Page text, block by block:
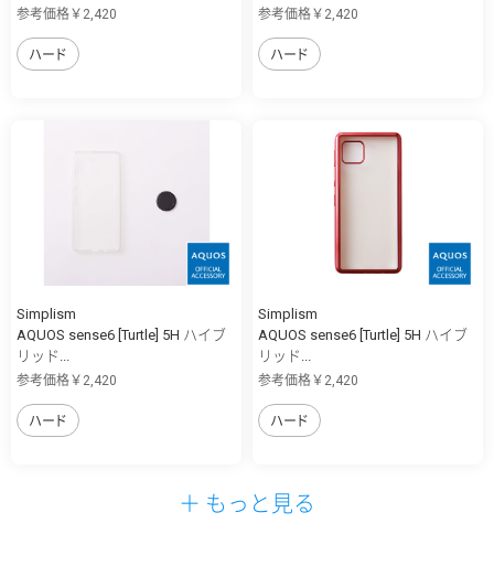
参考価格￥2,420
ハード
参考価格￥2,420
ハード
Simplism
AQUOS sense6 [Turtle] 5H ハイブ
リッド...
参考価格￥2,420
ハード
Simplism
AQUOS sense6 [Turtle] 5H ハイブ
リッド...
参考価格￥2,420
ハード
＋ もっと見る